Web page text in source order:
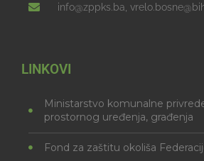
info@zppks.ba,
LINKOVI
Ministarstvo komunalne
prostornog uređenja, građenja
Fond za zaštitu okoliša